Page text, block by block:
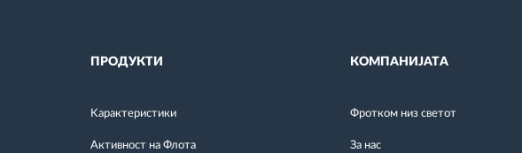
ПРОДУКТИ
Kарактеристики
Активност на Флота
КОМПАНИЈАТА
Фротком низ светот
За нас